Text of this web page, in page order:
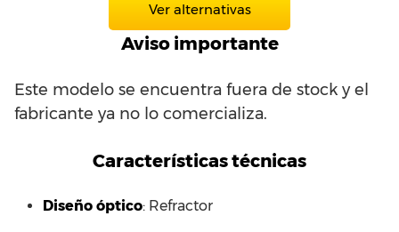
Ver alternativas
Aviso importante
Este modelo se encuentra fuera de stock y el
fabricante ya no lo comercializa.
Características técnicas
Diseño óptico: Refractor